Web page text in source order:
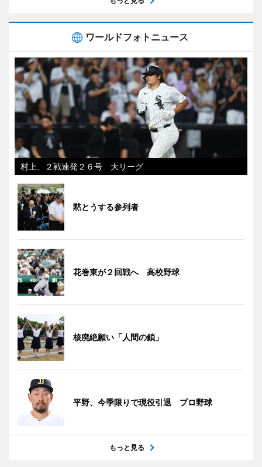
ワールドフォトニュース
村上、２戦連発２６号 大リーグ
黙とうする参列者
花巻東が２回戦へ 高校野球
核廃絶願い「人間の鎖」
平野、今季限りで現役引退 プロ野球
もっと見る